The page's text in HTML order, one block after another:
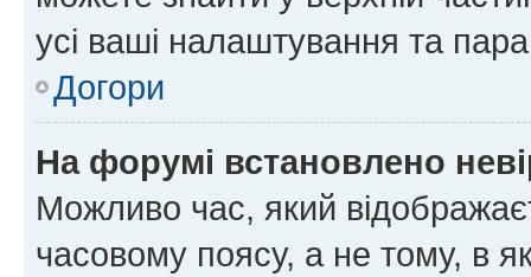
усі ваші налаштування та
Догори
На форумі встановлено
Можливо час, який
часовому поясу, а не тому, в